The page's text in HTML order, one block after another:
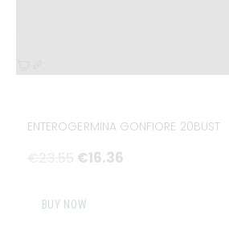
ENTEROGERMINA GONFIORE 20BUST
€16.36
BUY NOW